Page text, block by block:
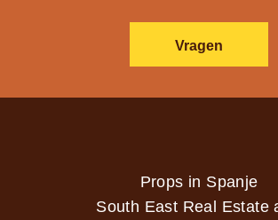
Vragen
Props in Spanje
South East Real Estate